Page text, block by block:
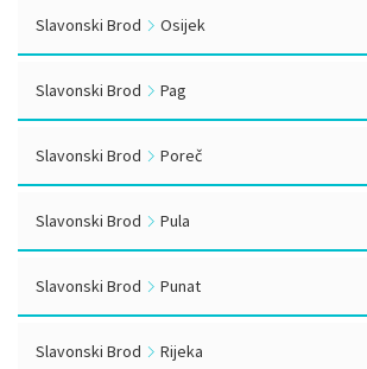
Slavonski Brod Osijek
Slavonski Brod Pag
Slavonski Brod Poreč
Slavonski Brod Pula
Slavonski Brod Punat
Slavonski Brod Rijeka